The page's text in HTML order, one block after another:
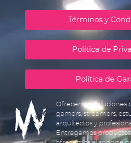
Términos y
Política de
Política de
Ofrecemos soluciones
gamers, streamers,
arquitectos y
Entregamos